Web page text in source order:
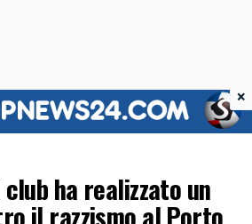
ha realizzato un
il razzismo al Porto
×